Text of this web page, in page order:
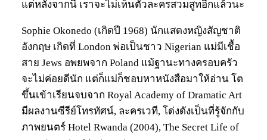
แต่หลังจากนี้ เราจะไม่เห็นตัวละครสวมสูทอีกแล้วนะ
Sophie Okonedo (เกิดปี 1968) นักแสดงหญิงสัญชาติ
อังกฤษ เกิดที่ London พ่อเป็นชาว Nigerian แม่มีเชื้อ
สาย Jews อพยพจาก Poland แม้ฐานะทางครอบครัว
จะไม่ค่อยดีนัก แต่ก็แม่ก็ชอบหาหนังสือมาให้อ่าน โต
ขึ้นเข้าเรียนจบจาก Royal Academy of Dramatic Art
มีผลงานซีรีย์โทรทัศน์, ละครเวที, โด่งดังเป็นที่รู้จักกับ
ภาพยนตร์ Hotel Rwanda (2004), The Secret Life of